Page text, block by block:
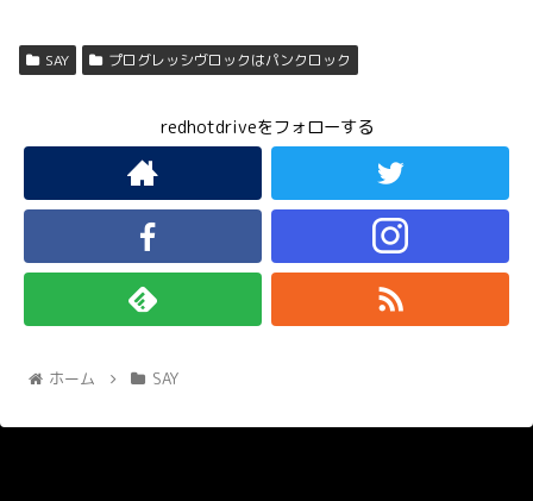
SAY プログレッシヴロックはパンクロック
redhotdriveをフォローする
ホーム SAY